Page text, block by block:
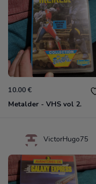
10.00 €
Metalder - VHS vol 2.
VictorHugo75